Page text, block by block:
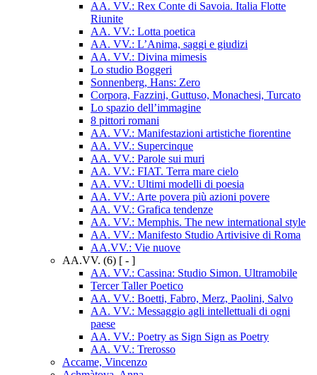
AA. VV.: Rex Conte di Savoia. Italia Flotte
Riunite
AA. VV.: Lotta poetica
AA. VV.: L’Anima, saggi e giudizi
AA. VV.: Divina mimesis
Lo studio Boggeri
Sonnenberg, Hans: Zero
Corpora, Fazzini, Guttuso, Monachesi, Turcato
Lo spazio dell’immagine
8 pittori romani
AA. VV.: Manifestazioni artistiche fiorentine
AA. VV.: Supercinque
AA. VV.: Parole sui muri
AA. VV.: FIAT. Terra mare cielo
AA. VV.: Ultimi modelli di poesia
AA. VV.: Arte povera più azioni povere
AA. VV.: Grafica tendenze
AA. VV.: Memphis. The new international style
AA. VV.: Manifesto Studio Artivisive di Roma
AA.VV.: Vie nuove
AA.VV. (6) [ - ]
AA. VV.: Cassina: Studio Simon. Ultramobile
Tercer Taller Poetico
AA. VV.: Boetti, Fabro, Merz, Paolini, Salvo
AA. VV.: Messaggio agli intellettuali di ogni
paese
AA. VV.: Poetry as Sign Sign as Poetry
AA. VV.: Trerosso
Accame, Vincenzo